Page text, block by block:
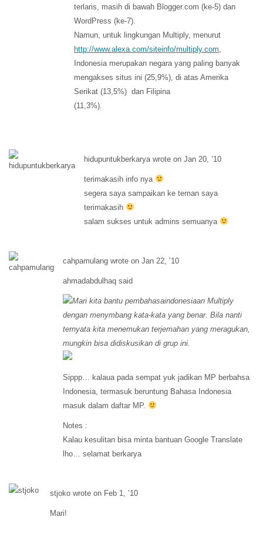
terlaris, masih di bawah Blogger.com (ke-5) dan
WordPress (ke-7).
Namun, untuk lingkungan Multiply, menurut
http://www.alexa.com/siteinfo/multiply.com,
Indonesia merupakan negara yang paling banyak
mengakses situs ini (25,9%), di atas Amerika
Serikat (13,5%) dan Filipina
(11,3%).
hidupuntukberkarya wrote on Jan 20, ’10
terimakasih info nya
segera saya sampaikan ke teman saya
terimakasih
salam sukses untuk admins semuanya
cahpamulang wrote on Jan 22, ’10
ahmadabdulhaq said
Mari kita bantu pembahasaindonesiaan Multiply
dengan menymbang kata-kata yang benar. Bila nanti
ternyata kita menemukan terjemahan yang meragukan,
mungkin bisa didiskusikan di grup ini.
Sippp… kalaua pada sempat yuk jadikan MP berbahsa
Indonesia, termasuk beruntung Bahasa Indonesia
masuk dalam daftar MP.
Notes :
Kalau kesulitan bisa minta bantuan Google Translate
lho… selamat berkarya
stjoko wrote on Feb 1, ’10
Mari!